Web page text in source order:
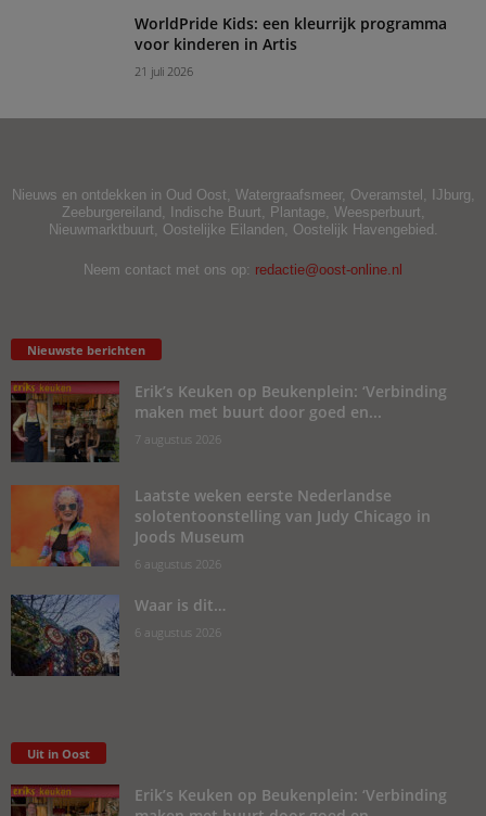
WorldPride Kids: een kleurrijk programma
voor kinderen in Artis
21 juli 2026
Nieuws en ontdekken in Oud Oost, Watergraafsmeer, Overamstel, IJburg,
Zeeburgereiland, Indische Buurt, Plantage, Weesperbuurt,
Nieuwmarktbuurt, Oostelijke Eilanden, Oostelijk Havengebied.
Neem contact met ons op: redactie@oost-online.nl
Nieuwste berichten
Erik’s Keuken op Beukenplein: ‘Verbinding
maken met buurt door goed en...
7 augustus 2026
Laatste weken eerste Nederlandse
solotentoonstelling van Judy Chicago in
Joods Museum
6 augustus 2026
Waar is dit…
6 augustus 2026
Uit in Oost
Erik’s Keuken op Beukenplein: ‘Verbinding